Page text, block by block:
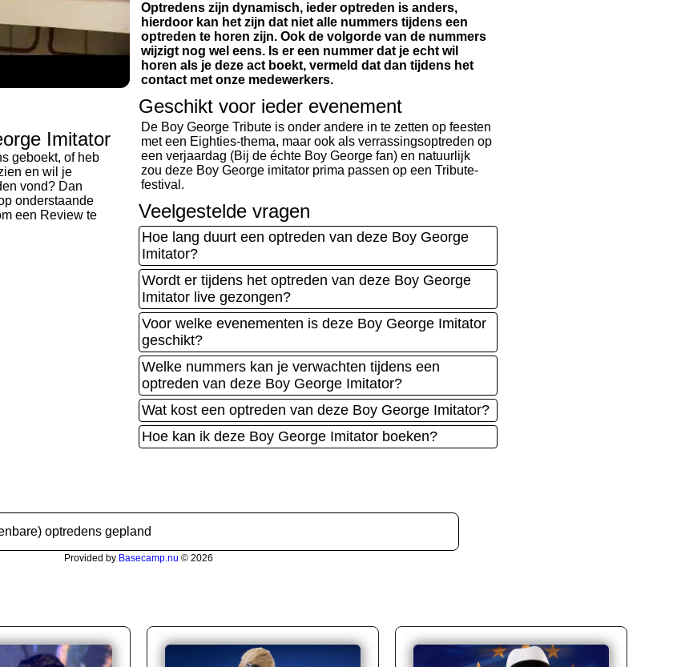
Optredens zijn dynamisch, ieder optreden is anders,
hierdoor kan het zijn dat niet alle nummers tijdens een
optreden te horen zijn. Ook de volgorde van de nummers
wijzigt nog wel eens. Is er een nummer dat je echt wil
horen als je deze act boekt, vermeld dat dan tijdens het
contact met onze medewerkers.
Geschikt voor ieder evenement
De Boy George Tribute is onder andere in te zetten op feesten
met een Eighties-thema, maar ook als verrassingsoptreden op
een verjaardag (Bij de échte Boy George fan) en natuurlijk
zou deze Boy George imitator prima passen op een Tribute-
festival.
Veelgestelde vragen
Hoe lang duurt een optreden van deze Boy George
Imitator?
Wordt er tijdens het optreden van deze Boy George
Imitator live gezongen?
Voor welke evenementen is deze Boy George Imitator
geschikt?
Welke nummers kan je verwachten tijdens een
optreden van deze Boy George Imitator?
Wat kost een optreden van deze Boy George Imitator?
Hoe kan ik deze Boy George Imitator boeken?
Imitator
geboekt, of heb
en wil je
vond? Dan
onderstaande
een Review te
optredens gepland
Provided by Basecamp.nu © 2026